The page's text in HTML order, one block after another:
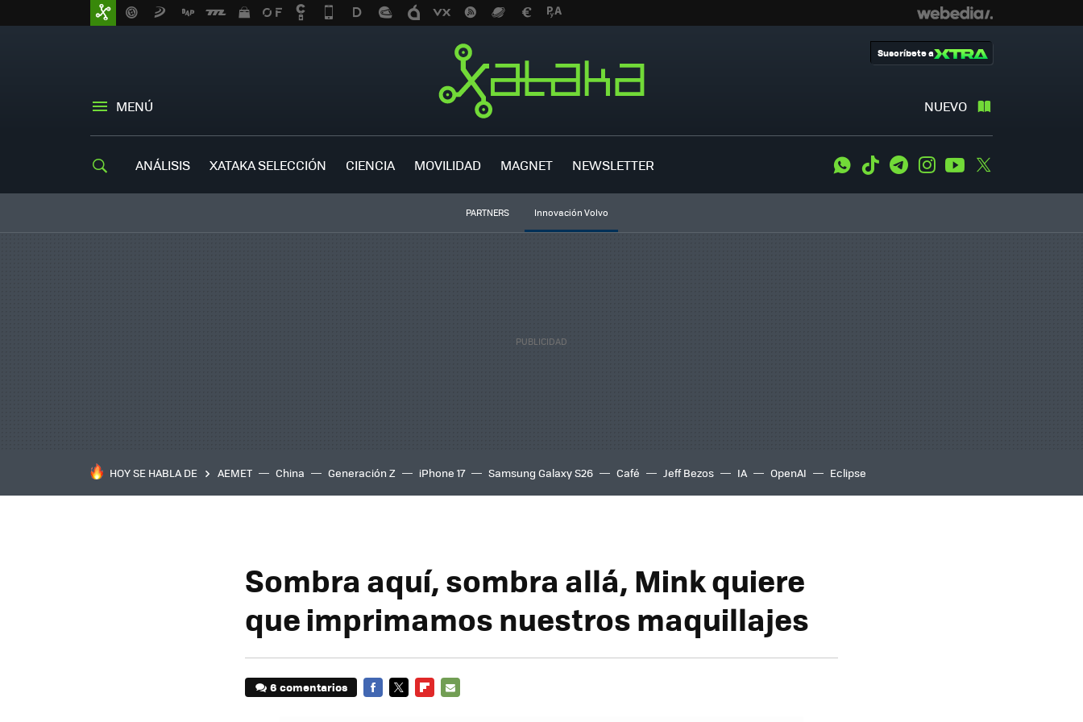
MENÚ NUEVO
Suscríbete a
ANÁLISIS XATAKA SELECCIÓN CIENCIA MOVILIDAD MAGNET NEWSLETTER WhatsApp
Tiktok TelegramInstagramYoutube
PARTNERS Innovación Volvo
HOY SE HABLA DE AEMET China Generación Z iPhone 17 Samsung Galaxy S26 Café Jeff Bezos IA OpenAI Eclipse
Sombra aquí, sombra allá, Mink quiere
que imprimamos nuestros maquillajes
6 comentarios